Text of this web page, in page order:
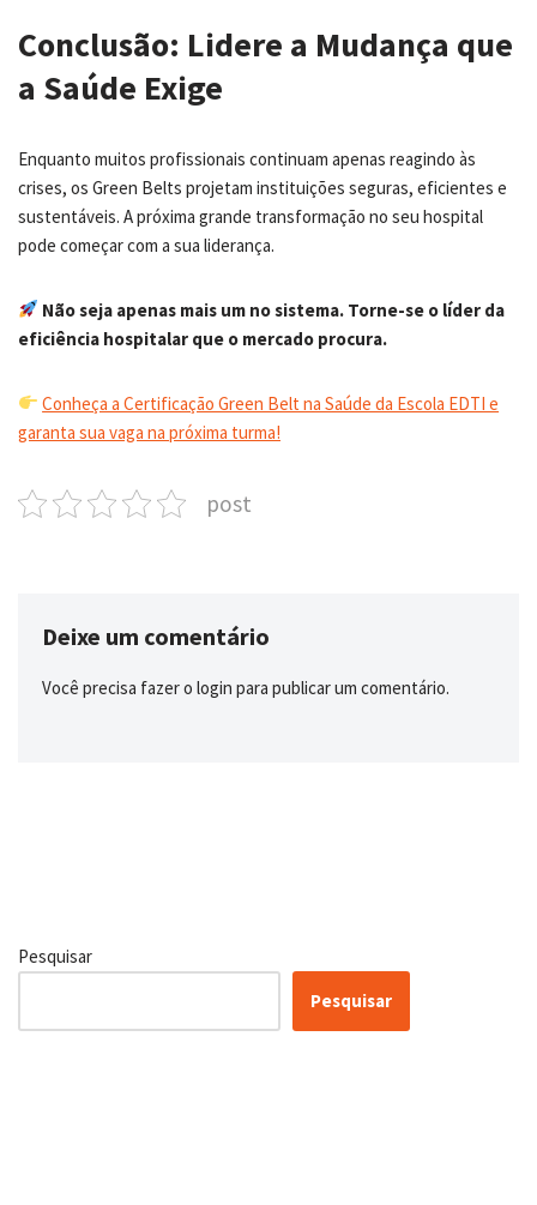
Conclusão: Lidere a Mudança que
a Saúde Exige
Enquanto muitos profissionais continuam apenas reagindo às
crises, os Green Belts projetam instituições seguras, eficientes e
sustentáveis. A próxima grande transformação no seu hospital
pode começar com a sua liderança.
Não seja apenas mais um no sistema. Torne-se o líder da
eficiência hospitalar que o mercado procura.
Conheça a Certificação Green Belt na Saúde da Escola EDTI e
garanta sua vaga na próxima turma!
post
Deixe um comentário
Você precisa fazer o login para publicar um comentário.
Pesquisar
Pesquisar